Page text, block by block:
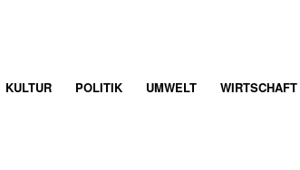
KULTUR POLITIK UMWELT WIRTSCHAFT